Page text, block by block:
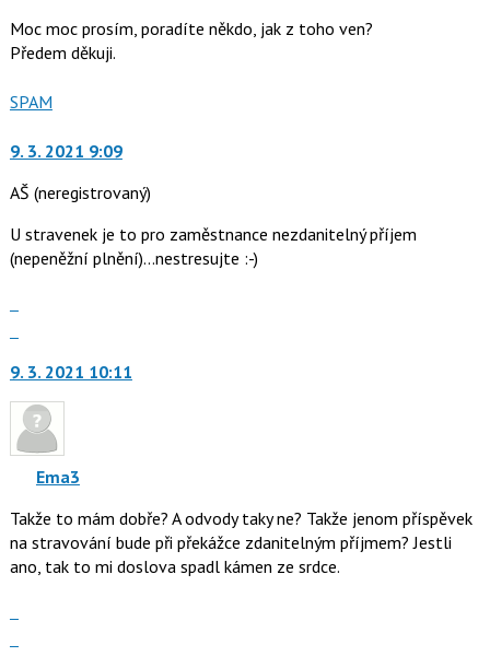
Moc moc prosím, poradíte někdo, jak z toho ven?
Předem děkuji.
Nahlásit
jako
SPAM
9. 3. 2021 9:09
AŠ (neregistrovaný)
U stravenek je to pro zaměstnance nezdanitelný příjem
(nepeněžní plnění)...nes­tresujte :-)
další
nový
názor.
K
navigaci
použít
i
klávesy
9. 3. 2021 10:11
Ema3
Takže to mám dobře? A odvody taky ne? Takže jenom příspěvek
na stravování bude při překážce zdanitelným příjmem? Jestli
ano, tak to mi doslova spadl kámen ze srdce.